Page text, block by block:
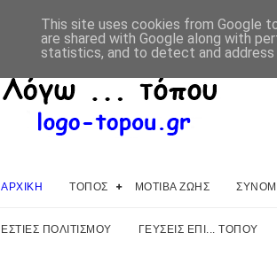
ΑΡΧΙΚΗ ΤΟΠΟΣ ΜΟΤΙΒΑ ΖΩΗΣ
ΕΣΤΙΕΣ ΠΟΛΙΤΙΣΜΟΥ ΓΕΥΣΕΙΣ ΕΠΙ... ΤΟΠΟΥ
This site uses cookies from Google
are shared with Google along with
statistics, and to detect and address